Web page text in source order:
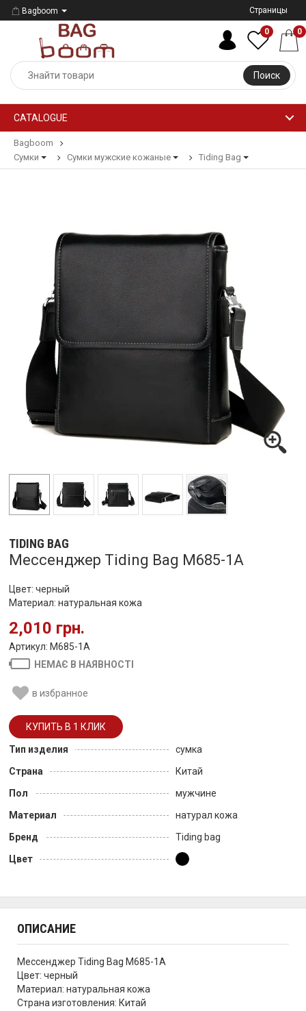
Bagboom Страницы
Поиск
0 0
CATALOGUE
Bagboom
Сумки
Сумки мужские кожаные Tiding Bag
TIDING BAG
Мессенджер Tiding Bag M685-1A
Цвет: черный
Материал: натуральная кожа
2,010 грн.
Артикул: M685-1A
НЕМАЄ В НАЯВНОСТІ
в избранное
Тип изделия
сумка
Страна
Китай
Пол
мужчине
Материал
натурал кожа
Бренд
Tiding bag
Цвет
ОПИСАНИЕ
Мессенджер Tiding Bag M685-1A
Цвет: черный
Материал: натуральная кожа
Страна изготовления: Китай